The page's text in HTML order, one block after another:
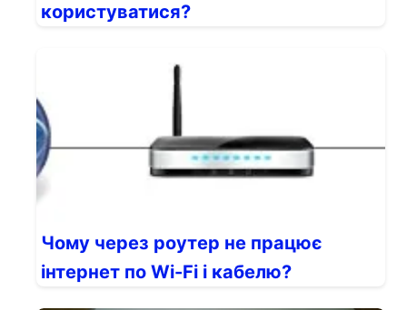
користуватися?
Чому через роутер не працює
інтернет по Wi-Fi і кабелю?